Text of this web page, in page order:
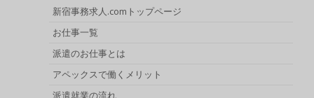
新宿事務求人.comトップページ
お仕事一覧
派遣のお仕事とは
アペックスで働くメリット
派遣就業の流れ